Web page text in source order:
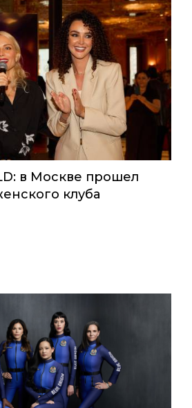
в Москве прошел
клуба